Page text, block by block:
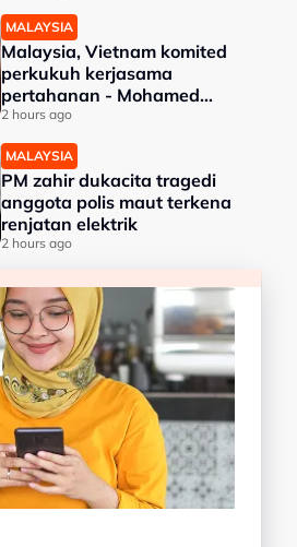
MALAYSIA
Malaysia, Vietnam komited
perkukuh kerjasama
pertahanan - Mohamed
Khaled
2 hours ago
MALAYSIA
PM zahir dukacita tragedi
anggota polis maut terkena
renjatan elektrik
2 hours ago